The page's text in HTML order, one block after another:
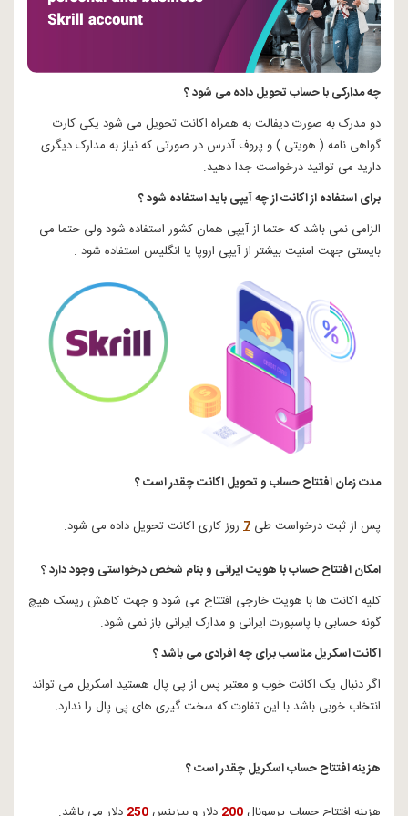
چه مدارکی با حساب تحویل داده می شود ؟
دو مدرک به صورت دیفالت به همراه اکانت تحویل می شود یکی کارت
گواهی نامه ( هویتی ) و پروف آدرس در صورتی که نیاز به مدارک دیگری
دارید می توانید درخواست جدا دهید.
برای استفاده از اکانت از چه آیپی باید استفاده شود ؟
الزامی نمی باشد که حتما از آیپی همان کشور استفاده شود ولی حتما می
بایستی جهت امنیت بیشتر از آیپی اروپا یا انگلیس استفاده شود .
مدت زمان افتتاح حساب و تحویل اکانت چقدر است ؟
پس از ثبت درخواست طی 7 روز کاری اکانت تحویل داده می شود.
امکان افتتاح حساب با هویت ایرانی و بنام شخص درخواستی وجود دارد ؟
کلیه اکانت ها با هویت خارجی افتتاح می شود و جهت کاهش ریسک هیچ
گونه حسابی با پاسپورت ایرانی و مدارک ایرانی باز نمی شود.
اکانت اسکریل مناسب برای چه افرادی می باشد ؟
اگر دنبال یک اکانت خوب و معتبر پس از پی پال هستید اسکریل می تواند
انتخاب خوبی باشد با این تفاوت که سخت گیری های پی پال را ندارد.
هزینه افتتاح حساب اسکریل چقدر است ؟